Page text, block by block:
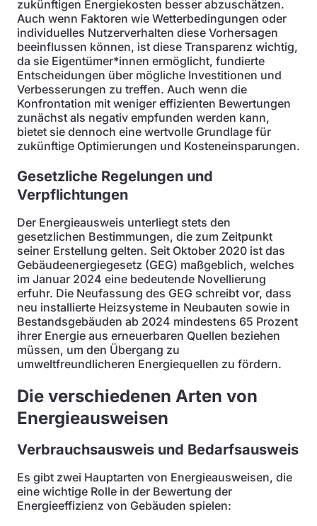
zukünftigen Energiekosten besser abzuschätzen.
Auch wenn Faktoren wie Wetterbedingungen oder
individuelles Nutzerverhalten diese Vorhersagen
beeinflussen können, ist diese Transparenz wichtig,
da sie Eigentümer*innen ermöglicht, fundierte
Entscheidungen über mögliche Investitionen und
Verbesserungen zu treffen. Auch wenn die
Konfrontation mit weniger effizienten Bewertungen
zunächst als negativ empfunden werden kann,
bietet sie dennoch eine wertvolle Grundlage für
zukünftige Optimierungen und Kosteneinsparungen.
Gesetzliche Regelungen und
Verpflichtungen
Der Energieausweis unterliegt stets den
gesetzlichen Bestimmungen, die zum Zeitpunkt
seiner Erstellung gelten. Seit Oktober 2020 ist das
Gebäudeenergiegesetz (GEG) maßgeblich, welches
im Januar 2024 eine bedeutende Novellierung
erfuhr. Die Neufassung des GEG schreibt vor, dass
neu installierte Heizsysteme in Neubauten sowie in
Bestandsgebäuden ab 2024 mindestens 65 Prozent
ihrer Energie aus erneuerbaren Quellen beziehen
müssen, um den Übergang zu
umweltfreundlicheren Energiequellen zu fördern.
Die verschiedenen Arten von
Energieausweisen
Verbrauchsausweis und Bedarfsausweis
Es gibt zwei Hauptarten von Energieausweisen, die
eine wichtige Rolle in der Bewertung der
Energieeffizienz von Gebäuden spielen: